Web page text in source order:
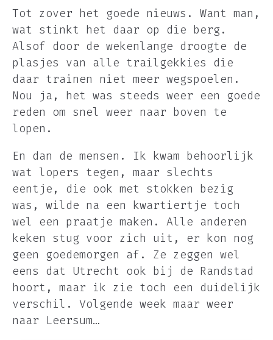
Tot zover het goede nieuws. Want man,
wat stinkt het daar op die berg.
Alsof door de wekenlange droogte de
plasjes van alle trailgekkies die
daar trainen niet meer wegspoelen.
Nou ja, het was steeds weer een goede
reden om snel weer naar boven te
lopen.
En dan de mensen. Ik kwam behoorlijk
wat lopers tegen, maar slechts
eentje, die ook met stokken bezig
was, wilde na een kwartiertje toch
wel een praatje maken. Alle anderen
keken stug voor zich uit, er kon nog
geen goedemorgen af. Ze zeggen wel
eens dat Utrecht ook bij de Randstad
hoort, maar ik zie toch een duidelijk
verschil. Volgende week maar weer
naar Leersum…